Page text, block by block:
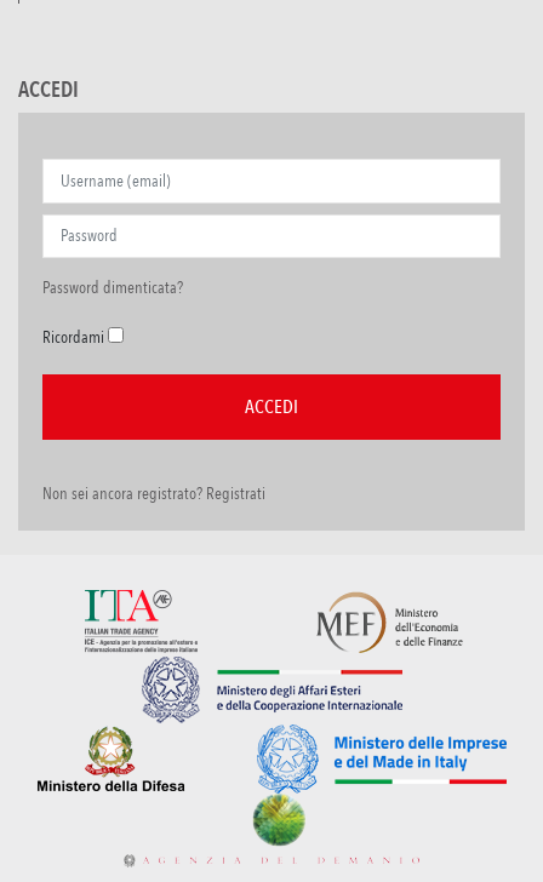
ACCEDI
Password dimenticata?
Ricordami
Non sei ancora registrato? Registrati